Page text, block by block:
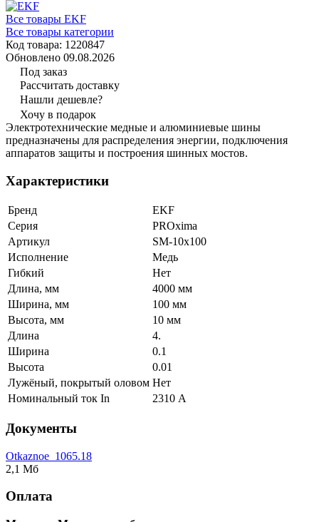
Все товары EKF
Все товары категории
Код товара: 1220847
Обновлено 09.08.2026
Под заказ
Рассчитать доставку
Нашли дешевле?
Хочу в подарок
Электротехнические медные и алюминиевые шины
предназначены для распределения энергии, подключения
аппаратов защиты и построения шинных мостов.
Характеристики
Бренд
EKF
Серия
PROxima
Артикул
SM-10x100
Исполнение
Медь
Гибкий
Нет
Длина, мм
4000 мм
Ширина, мм
100 мм
Высота, мм
10 мм
Длина
4.
Ширина
0.1
Высота
0.01
Лужёный, покрытый оловом Нет
Номинальный ток In
2310 А
Документы
Otkaznoe_1065.18
2,1 Мб
Оплата